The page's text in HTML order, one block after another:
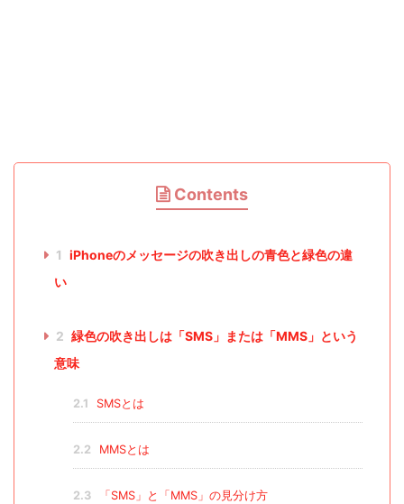
Contents
1 iPhoneのメッセージの吹き出しの青色と緑色の違
い
2 緑色の吹き出しは「SMS」または「MMS」という
意味
2.1 SMSとは
2.2 MMSとは
2.3 「SMS」と「MMS」の見分け方